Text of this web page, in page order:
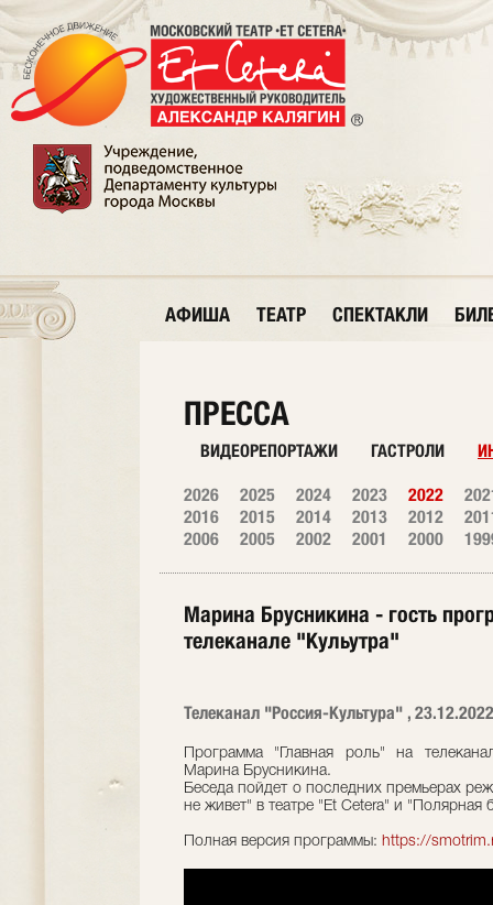
АФИША ТЕАТР СПЕКТАКЛИ
ПРЕССА
ВИДЕОРЕПОРТАЖИ ГАСТРОЛИ
2026 2025 2024 2023 2022
2016
2015 2014 2013 2012
2006
2005 2002 2001 2000
Марина Брусникина - гость
телеканале "Кульутра"
Телеканал "Россия-Культура" , 23.12.2022
Программа "Главная роль" на
Марина Брусникина.
Беседа пойдет о последних премьерах
не живет" в театре "Et Cetera" и
Полная версия программы: https://